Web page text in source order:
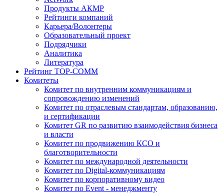
Продукты АКМР
Рейтинги компаний
Карьера/Волонтеры
Образовательный проект
Подрядчики
Аналитика
Литература
Рейтинг TOP-COMM
Комитеты
Комитет по внутренним коммуникациям и
сопровождению изменений
Комитет по отраслевым стандартам, образованию,
и сертификации
Комитет GR по развитию взаимодействия бизнеса
и власти
Комитет по продвижению КСО и
благотворительности
Комитет по международной деятельности
Комитет по Digital-коммуникациям
Комитет по корпоративному видео
Комитет по Event - менеджменту